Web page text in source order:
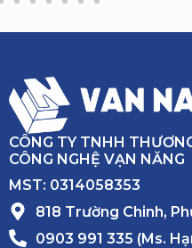
CÔNG TY TNHH
CÔNG NGHỆ VẠN NĂNG
MST: 0314058353
818 Trường Chinh,
0903 991 335 (Ms.